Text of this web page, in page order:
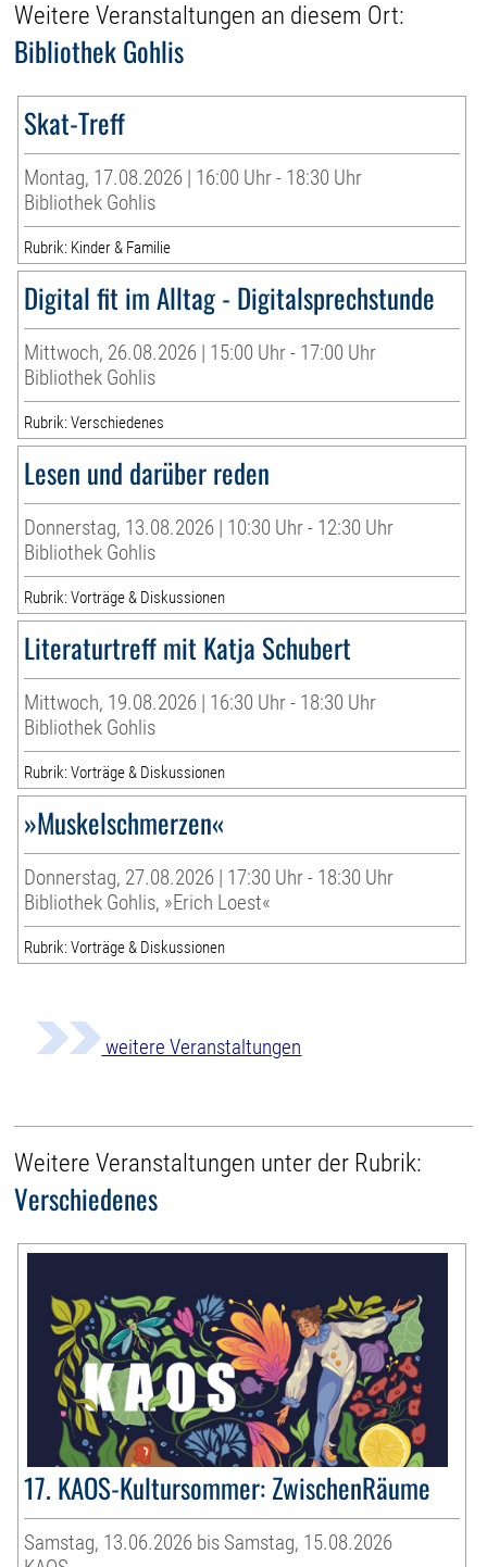
Weitere Veranstaltungen an diesem Ort:
Bibliothek Gohlis
Skat-Treff
Montag, 17.08.2026 | 16:00 Uhr - 18:30 Uhr
Bibliothek Gohlis
Rubrik: Kinder & Familie
Digital fit im Alltag - Digitalsprechstunde
Mittwoch, 26.08.2026 | 15:00 Uhr - 17:00 Uhr
Bibliothek Gohlis
Rubrik: Verschiedenes
Lesen und darüber reden
Donnerstag, 13.08.2026 | 10:30 Uhr - 12:30 Uhr
Bibliothek Gohlis
Rubrik: Vorträge & Diskussionen
Literaturtreff mit Katja Schubert
Mittwoch, 19.08.2026 | 16:30 Uhr - 18:30 Uhr
Bibliothek Gohlis
Rubrik: Vorträge & Diskussionen
»Muskelschmerzen«
Donnerstag, 27.08.2026 | 17:30 Uhr - 18:30 Uhr
Bibliothek Gohlis, »Erich Loest«
Rubrik: Vorträge & Diskussionen
weitere Veranstaltungen
Weitere Veranstaltungen unter der Rubrik:
Verschiedenes
17. KAOS-Kultursommer: ZwischenRäume
Samstag, 13.06.2026 bis Samstag, 15.08.2026